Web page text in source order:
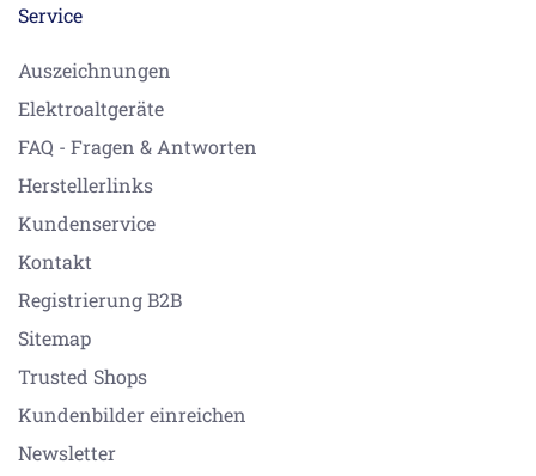
Service
Auszeichnungen
Elektroaltgeräte
FAQ - Fragen & Antworten
Herstellerlinks
Kundenservice
Kontakt
Registrierung B2B
Sitemap
Trusted Shops
Kundenbilder einreichen
Newsletter